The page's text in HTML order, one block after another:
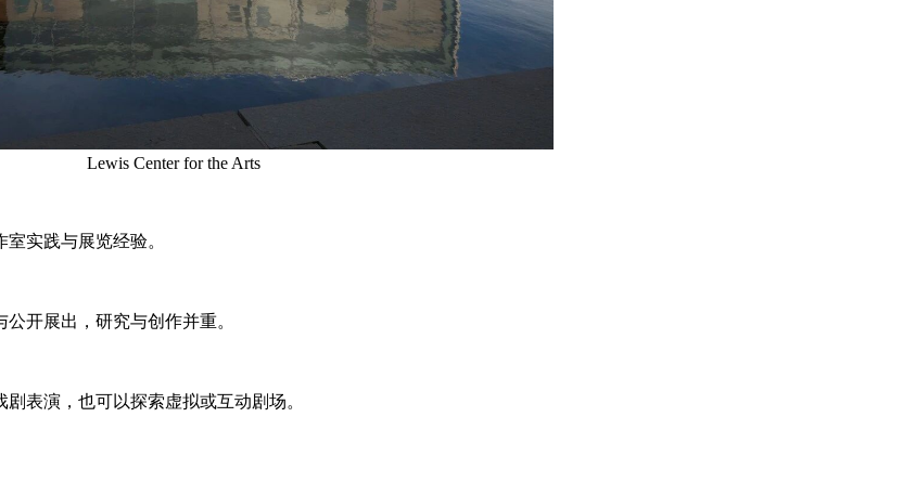
Lewis Center for the Arts
实践与展览经验。
开展出，研究与创作并重。
表演，也可以探索虚拟或互动剧场。